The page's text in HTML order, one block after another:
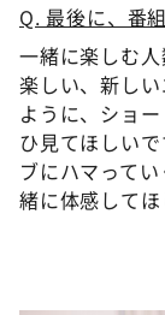
Q. 最後に、番
一緒に楽しむ
楽しい、新し
ように、ショ
ひ見てほしい
ブにハマって
緒に体感してほ